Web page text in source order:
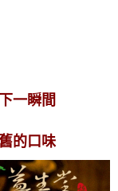
一瞬間
的口味